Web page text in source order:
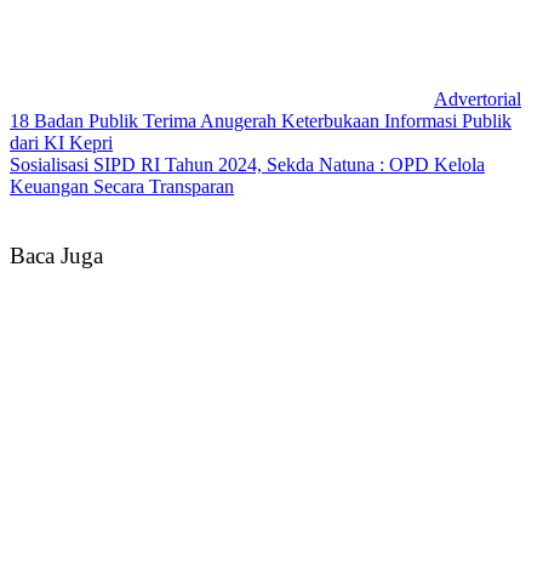
Advertorial
18 Badan Publik Terima Anugerah Keterbukaan Informasi Publik
dari KI Kepri
Sosialisasi SIPD RI Tahun 2024, Sekda Natuna : OPD Kelola
Keuangan Secara Transparan
Baca Juga